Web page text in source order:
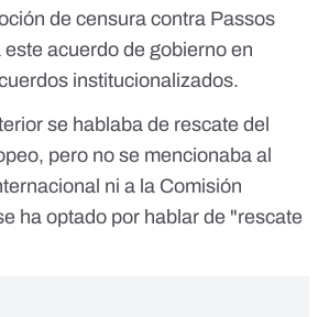
de censura contra Passos
acuerdo de gobierno en
institucionalizados.
se hablaba de rescate del
pero no se mencionaba al
ni a la Comisión
ha optado por hablar de "rescate